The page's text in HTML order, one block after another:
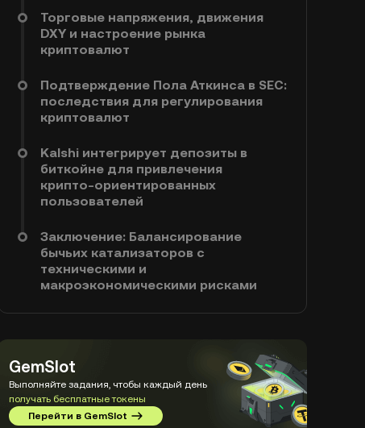
Торговые напряжения, движения
DXY и настроение рынка
криптовалют
Подтверждение Пола Аткинса в SEC:
последствия для регулирования
криптовалют
Kalshi интегрирует депозиты в
биткойне для привлечения
крипто‑ориентированных
пользователей
Заключение: Балансирование
бычьих катализаторов с
техническими и
макроэкономическими рисками
GemSlot
Выполняйте задания, чтобы каждый день
получать бесплатные токены
Перейти в GemSlot